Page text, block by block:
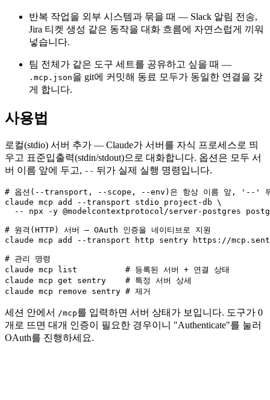
반복 작업을 외부 시스템과 묶을 때 — Slack 알림 전송,
Jira 티켓 생성 같은 동작을 대화 흐름에 자연스럽게 끼워
넣습니다.
팀 전체가 같은 도구 세트를 공유하고 싶을 때 —
.mcp.json을 git에 커밋해 동료 모두가 동일한 연결을 갖
게 합니다.
사용법
로컬(stdio) 서버 추가 — Claude가 서버를 자식 프로세스로 띄
우고 표준입출력(stdin/stdout)으로 대화합니다. 옵션은 모두 서
버 이름 앞에 두고, -- 뒤가 실제 실행 명령입니다.
# 옵션(--transport, --scope, --env)은 항상 이름 앞, '--' 뒤
claude mcp add --transport stdio project-db \
-- npx -y @modelcontextprotocol/server-postgres
# 원격(HTTP) 서버 — OAuth 인증을 네이티브로 지원
claude mcp add --transport http sentry https://
# 관리 명령
claude mcp list          # 등록된 서버 + 연결 상태
claude mcp get sentry    # 특정 서버 상세
claude mcp remove sentry # 제거
세션 안에서 /mcp를 입력하면 서버 상태가 보입니다. 도구가 0
개로 뜨면 대개 인증이 필요한 경우이니 "Authenticate"를 눌러
OAuth를 진행하세요.